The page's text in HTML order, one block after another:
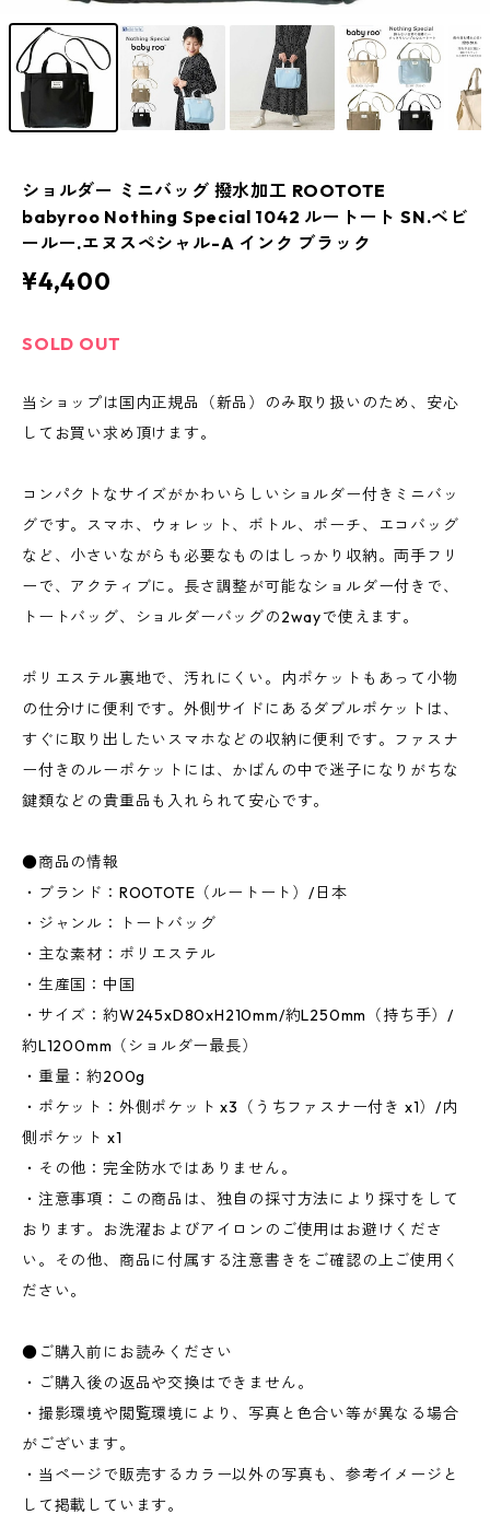
ショルダー ミニバッグ 撥水加工 ROOTOTE
babyroo Nothing Special 1042 ルートート SN.ベビ
ールー.エヌスペシャル-A インク ブラック
¥4,400
SOLD OUT
当ショップは国内正規品（新品）のみ取り扱いのため、安心
してお買い求め頂けます。
コンパクトなサイズがかわいらしいショルダー付きミニバッ
グです。スマホ、ウォレット、ボトル、ポーチ、エコバッグ
など、小さいながらも必要なものはしっかり収納。両手フリ
ーで、アクティブに。長さ調整が可能なショルダー付きで、
トートバッグ、ショルダーバッグの2wayで使えます。
ポリエステル裏地で、汚れにくい。内ポケットもあって小物
の仕分けに便利です。外側サイドにあるダブルポケットは、
すぐに取り出したいスマホなどの収納に便利です。ファスナ
ー付きのルーポケットには、かばんの中で迷子になりがちな
鍵類などの貴重品も入れられて安心です。
●商品の情報
・ブランド：ROOTOTE（ルートート）/日本
・ジャンル：トートバッグ
・主な素材：ポリエステル
・生産国：中国
・サイズ：約W245xD80xH210mm/約L250mm（持ち手）/
約L1200mm（ショルダー最長）
・重量：約200g
・ポケット：外側ポケット x3（うちファスナー付き x1）/内
側ポケット x1
・その他：完全防水ではありません。
・注意事項：この商品は、独自の採寸方法により採寸をして
おります。お洗濯およびアイロンのご使用はお避けくださ
い。その他、商品に付属する注意書きをご確認の上ご使用く
ださい。
●ご購入前にお読みください
・ご購入後の返品や交換はできません。
・撮影環境や閲覧環境により、写真と色合い等が異なる場合
がございます。
・当ページで販売するカラー以外の写真も、参考イメージと
して掲載しています。